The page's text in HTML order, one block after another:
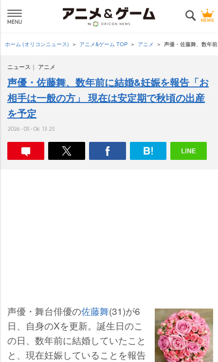
ホーム (オリコンニュース) アニメ&ゲーム TOP アニメ 声優・佐藤舞、数年
ニュース アニメ
声優・佐藤舞、数年前に結婚&妊娠を報告「お
相手は一般の方」 現在は安定期で秋頃の出産
を予定
2026-05-06 13:25
声優・舞台俳優の佐藤舞(31)が6
日、自身のXを更新。誕生日のこ
の日、数年前に結婚していたこと
と、現在妊娠していることを報告